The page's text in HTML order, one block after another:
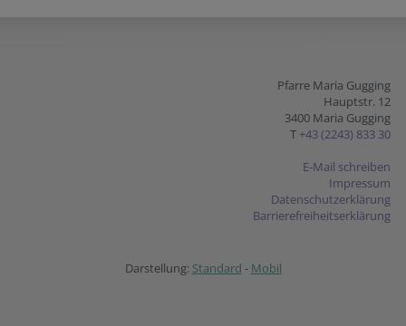
Pfarre Maria Gugging
Hauptstr. 12
3400 Maria Gugging
T +43 (2243) 833 30
E-Mail schreiben
Impressum
Datenschutzerklärung
Barrierefreiheitserklärung
Darstellung: Standard - Mobil